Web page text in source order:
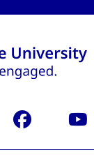
Facebook